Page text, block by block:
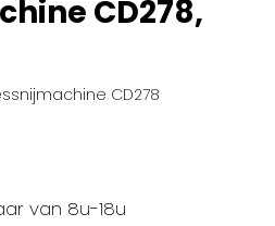
CD278,
CD278
van 8u-18u